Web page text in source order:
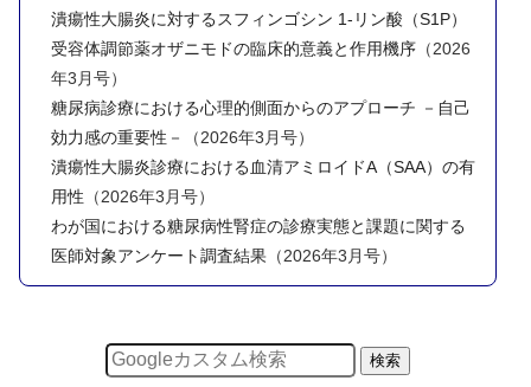
潰瘍性大腸炎に対するスフィンゴシン 1-リン酸（S1P）
受容体調節薬オザニモドの臨床的意義と作用機序（2026
年3月号）
糖尿病診療における心理的側面からのアプローチ －自己
効力感の重要性－
（2026年3月号）
潰瘍性大腸炎診療における血清アミロイドA（SAA）の有
用性 （2026年3月号）
わが国における糖尿病性腎症の診療実態と課題に関する
医師対象アンケート調査結果（2026年3月号）